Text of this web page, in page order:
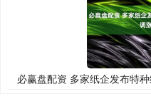
必赢盘配资 多家纸企发布特